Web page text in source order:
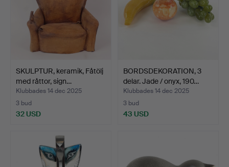
SKULPTUR, keramik, Fåtölj
med råttor, sign…
Klubbades 14 dec 2025
3 bud
32 USD
BORDSDEKORATION, 3
delar. Jade / onyx, 190…
Klubbades 14 dec 2025
3 bud
43 USD